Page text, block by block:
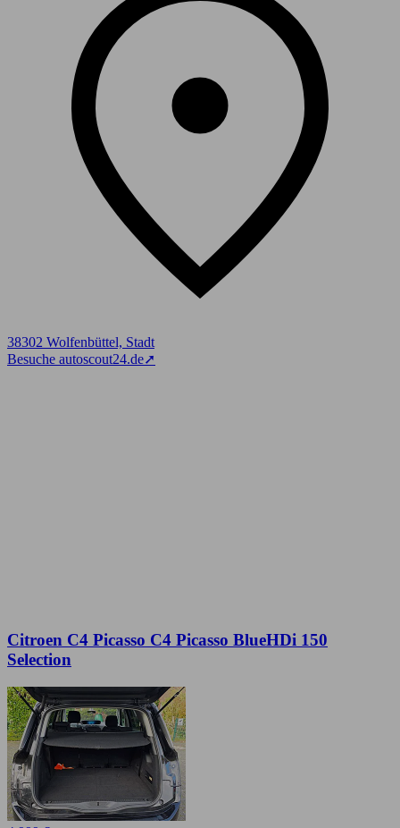
38302 Wolfenbüttel, Stadt
Besuche autoscout24.de➚
Citroen C4 Picasso C4 Picasso BlueHDi 150
Selection